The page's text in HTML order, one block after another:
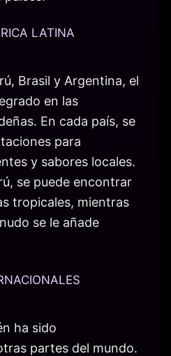
LATINA
Brasil y Argentina, el
en las
En cada país, se
para
y sabores locales.
se puede encontrar
tropicales, mientras
se le añade
ha sido
partes del mundo.